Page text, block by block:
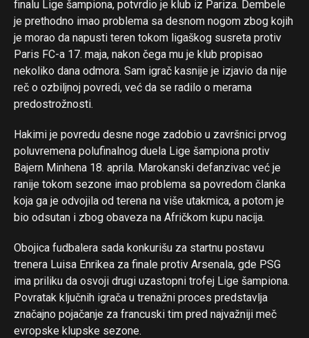
finalu Lige šampiona, potvrdio je klub iz Pariza. Dembele
je prethodno imao problema sa desnom nogom zbog kojih
je morao da napusti teren tokom ligaškog susreta protiv
Paris FC-a 17. maja, nakon čega mu je klub propisao
nekoliko dana odmora. Sam igrač kasnije je izjavio da nije
reč o ozbiljnoj povredi, već da se radilo o merama
predostrožnosti.
Hakimi je povredu desne noge zadobio u završnici prvog
poluvremena polufinalnog duela Lige šampiona protiv
Bajern Minhena 18. aprila. Marokanski defanzivac već je
ranije tokom sezone imao problema sa povredom članka
koja ga je odvojila od terena na više utakmica, a potom je
bio odsutan i zbog obaveza na Afričkom kupu nacija.
Obojica fudbalera sada konkurišu za startnu postavu
trenera Luisa Enrikea za finale protiv Arsenala, gde PSG
ima priliku da osvoji drugi uzastopni trofej Lige šampiona.
Povratak ključnih igrača u trenažni proces predstavlja
značajno pojačanje za francuski tim pred najvažniji meč
evropske klupske sezone.